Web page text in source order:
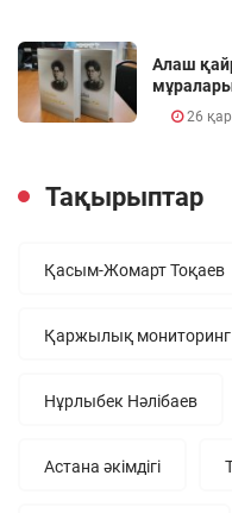
Алаш
26
Тақырыптар
Қасым-Жомарт Тоқаев
Қаржылық мониторинг
Нұрлыбек Нәлібаев
Астана әкімдігі